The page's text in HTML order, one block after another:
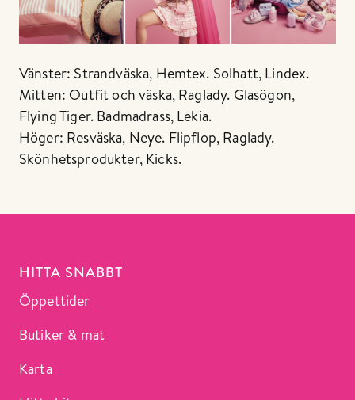
Vänster: Strandväska, Hemtex. Solhatt, Lindex.
Mitten: Outfit och väska, Raglady. Glasögon,
Flying Tiger. Badmadrass, Lekia.
Höger: Resväska, Neye. Flipflop, Raglady.
Skönhetsprodukter, Kicks.
HITTA SNABBT
Öppettider
Butiker & mat
Karta